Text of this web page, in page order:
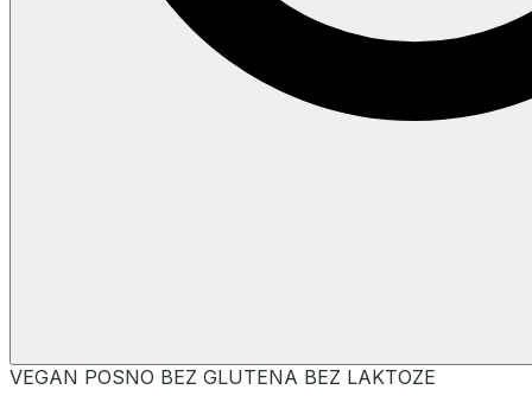
VEGAN POSNO BEZ GLUTENA BEZ LAKTOZE